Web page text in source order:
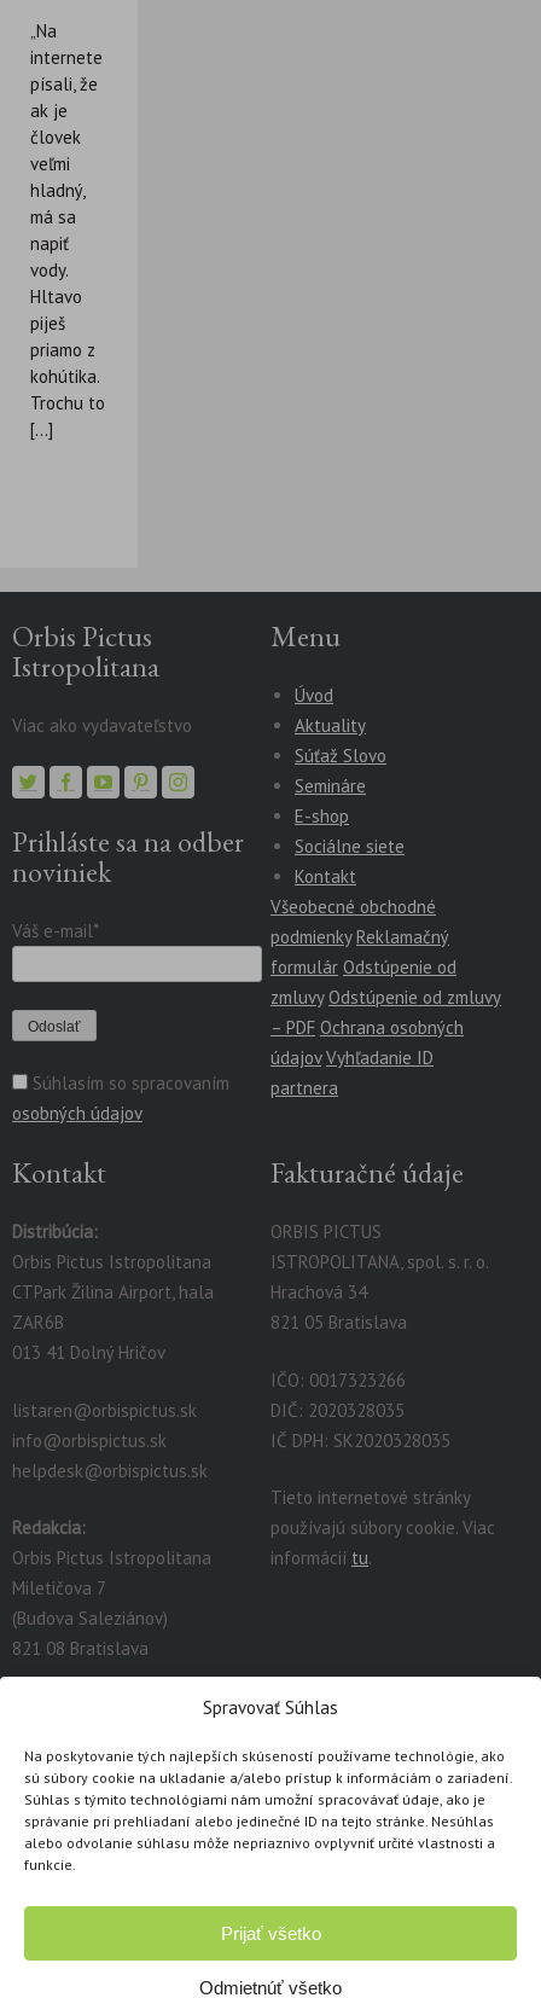
Spravovať Súhlas
Na poskytovanie tých najlepších skúseností používame technológie, ako
sú súbory cookie na ukladanie a/alebo prístup k informáciám o zariadení.
Súhlas s týmito technológiami nám umožní spracovávať údaje, ako je
správanie pri prehliadaní alebo jedinečné ID na tejto stránke. Nesúhlas
alebo odvolanie súhlasu môže nepriaznivo ovplyvniť určité vlastnosti a
funkcie.
Prijať všetko
Odmietnúť všetko
„Na
internete
písali, že
ak je
človek
veľmi
hladný,
má sa
napiť
vody.
Hltavo
piješ
priamo z
kohútika.
Trochu to
[...]
Orbis Pictus
Istropolitana
Viac ako vydavateľstvo
Prihláste sa na odber
noviniek
Váš e-mail*
Súhlasím so spracovaním
osobných údajov
Menu
Úvod
Aktuality
Súťaž Slovo
Semináre
E-shop
Sociálne siete
Kontakt
Všeobecné obchodné
podmienky Reklamačný
formulár Odstúpenie od
zmluvy Odstúpenie od zmluvy
– PDF Ochrana osobných
údajov Vyhľadanie ID
partnera
Kontakt
Distribúcia:
Orbis Pictus Istropolitana
CTPark Žilina Airport, hala
ZAR6B
013 41 Dolný Hričov
listaren@orbispictus.sk
info@orbispictus.sk
helpdesk@orbispictus.sk
Redakcia:
Orbis Pictus Istropolitana
Miletičova 7
(Budova Saleziánov)
821 08 Bratislava
Fakturačné údaje
ORBIS PICTUS
ISTROPOLITANA, spol. s. r. o.
Hrachová 34
821 05 Bratislava
IČO: 0017323266
DIČ: 2020328035
IČ DPH: SK2020328035
Tieto internetové stránky
používajú súbory cookie. Viac
informácií tu.
Podrobnú dokumentáciu a návody na prácu s E-učebnicami
nájdete tu:https://orbispictus.sk/vyuka-co-naje-fektivnejsie-s-e-
ucebnicami/.
V prípade problémov s e-učebnicami alebo licenciami, prosím
Copyright © 1991 - 2026 Orbis Pictus Istropolitana, spol. s r.o.